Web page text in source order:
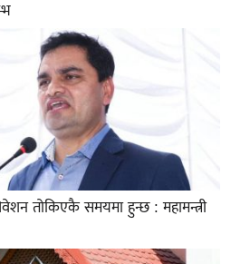
तोकिएकै समयमा हुन्छ : महामन्त्री